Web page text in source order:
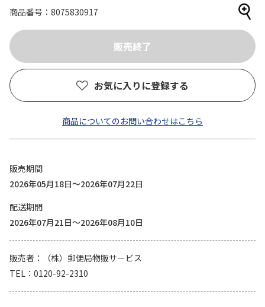
商品番号
8075830917
お気に入りに登録する
商品についてのお問い合わせはこちら
販売期間
2026年05月18日～2026年07月22日
配送期間
2026年07月21日～2026年08月10日
販売者
（株）郵便局物販サービス
TEL
0120-92-2310